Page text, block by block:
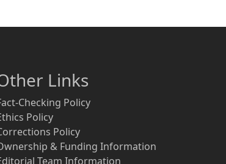
Links
Checking Policy
Policy
Policy
& Funding Information
Team Information